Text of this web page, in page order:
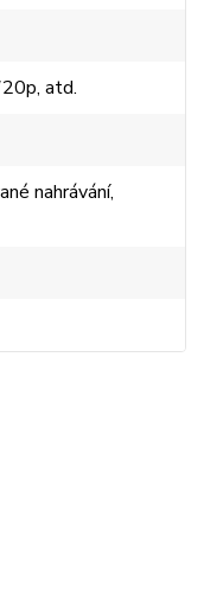
atd.
nahrávání,